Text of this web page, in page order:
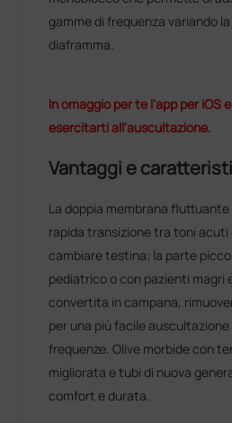
gamme di frequenza variando
diaframma.
In omaggio per te l'app per iOS
esercitarti all'auscultazione.
Vantaggi e
La doppia membrana
rapida transizione tra toni acuti
cambiare testina; la parte
pediatrico o con pazienti magri
convertita in campana,
per una più facile
frequenze. Olive morbide con
migliorata e tubi di nuova
comfort e durata.